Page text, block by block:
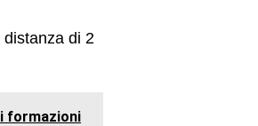
distanza di 2
formazioni